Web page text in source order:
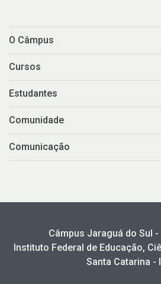
O Câmpus
Cursos
Estudantes
Comunidade
Comunicação
Câmpus Jaraguá do Sul -
Instituto Federal de Educação,
Santa Catarina -